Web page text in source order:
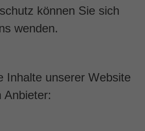
können Sie sich
wenden.
Inhalte unserer Website
Anbieter: